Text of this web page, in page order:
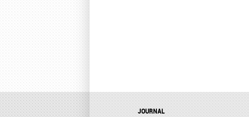
JOURNAL